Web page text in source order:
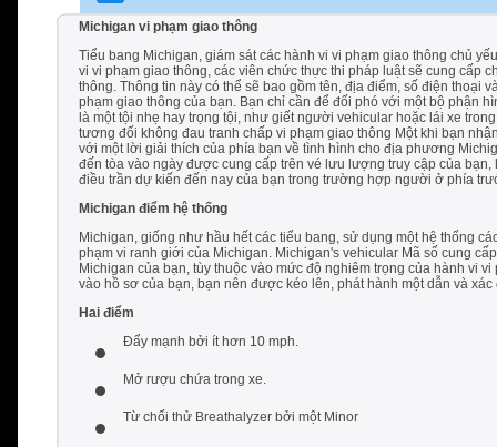
Michigan vi phạm giao thông
Tiểu bang Michigan, giám sát các hành vi vi phạm giao thông chủ
vi vi phạm giao thông, các viên chức thực thi pháp luật sẽ cung cấp
thông. Thông tin này có thể sẽ bao gồm tên, địa điểm, số điện thoại
phạm giao thông của bạn. Bạn chỉ cần để đối phó với một bộ phận
là một tội nhẹ hay trọng tội, như giết người vehicular hoặc lái xe
tương đối không đau tranh chấp vi phạm giao thông Một khi bạn
với một lời giải thích của phía bạn về tình hình cho địa phương
đến tòa vào ngày được cung cấp trên vé lưu lượng truy cập của
điều trần dự kiến đến nay của bạn trong trường hợp người ở phía
Michigan điểm hệ thống
Michigan, giống như hầu hết các tiểu bang, sử dụng một hệ thống
phạm vi ranh giới của Michigan. Michigan's vehicular Mã số cung
Michigan của bạn, tùy thuộc vào mức độ nghiêm trọng của hành vi
vào hồ sơ của bạn, bạn nên được kéo lên, phát hành một dẫn và
Hai điểm
Đẩy mạnh bởi ít hơn 10 mph.
Mở rượu chứa trong xe.
Từ chối thử Breathalyzer bởi một Minor